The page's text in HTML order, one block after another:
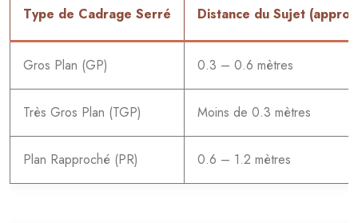
Type de Cadrage Serré Distance du Sujet
Gros Plan (GP) 0.3 – 0.6 mètres
Très Gros Plan (TGP) Moins de 0.3 mètres
Plan Rapproché (PR) 0.6 – 1.2 mètres